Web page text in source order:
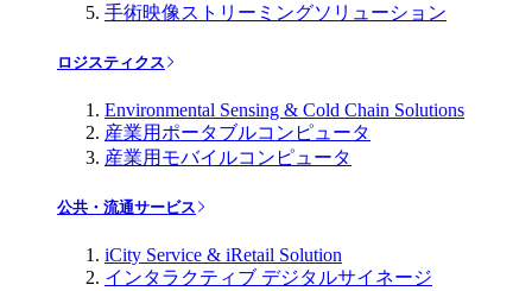
手術映像ストリーミングソリューション
ロジスティクス
Environmental Sensing & Cold Chain Solutions
産業用ポータブルコンピュータ
産業用モバイルコンピュータ
公共・流通サービス
iCity Service & iRetail Solution
インタラクティブ デジタルサイネージ